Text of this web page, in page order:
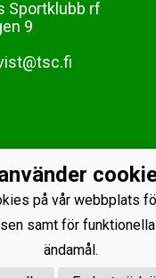
Sportklubb rf
9
på vår webbplats
samt för
ändamål.